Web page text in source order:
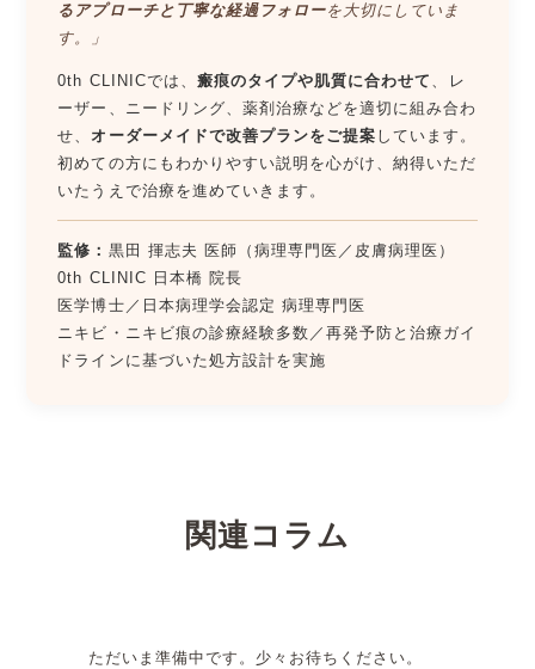
るアプローチと丁寧な経過フォローを大切にしていま
す。」
0th CLINICでは、 瘢痕のタイプや肌質に合わせて 、レ
ーザー、ニードリング、薬剤治療などを適切に組み合わ
せ、オーダーメイドで改善プランをご提案 しています。
初めての方にもわかりやすい説明を心がけ、納得いただ
いたうえで治療を進めていきます。
監修： 黒田 揮志夫 医師（病理専門医／皮膚病理医）
0th CLINIC 日本橋 院長
医学博士／日本病理学会認定 病理専門医
ニキビ・ニキビ痕の診療経験多数／再発予防と治療ガイ
ドラインに基づいた処方設計を実施
関連コラム
ただいま準備中です。少々お待ちください。